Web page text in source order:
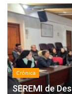
Crónica
SEREMI de